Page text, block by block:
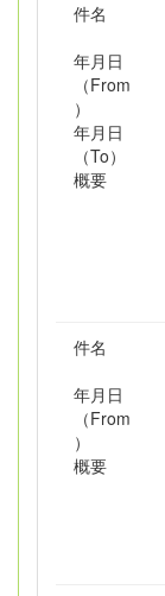
件名
年月日
（From
）
年月日
（To）
概要
件名
年月日
（From
）
概要